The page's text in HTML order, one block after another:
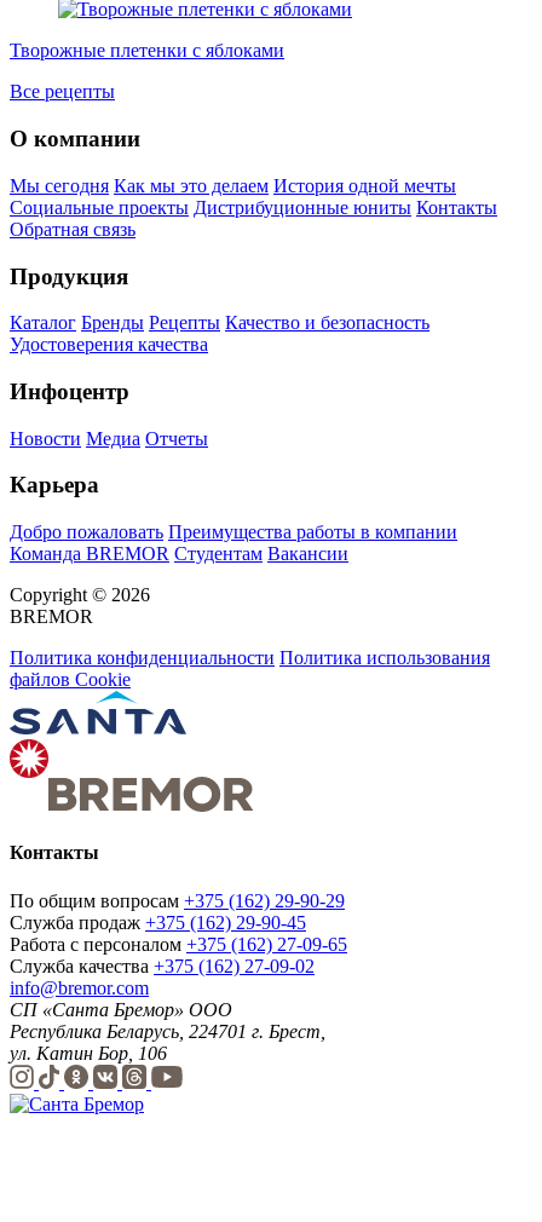
Творожные плетенки с яблоками
Все рецепты
О компании
Мы сегодня Как мы это делаем История одной мечты
Социальные проекты Дистрибуционные юниты Контакты
Обратная связь
Продукция
Каталог Бренды Рецепты Качество и безопасность
Удостоверения качества
Инфоцентр
Новости Медиа Отчеты
Карьера
Добро пожаловать Преимущества работы в компании
Команда BREMOR Студентам Вакансии
Copyright © 2026
BREMOR
Политика конфиденциальности Политика использования
файлов Cookie
Контакты
По общим вопросам +375 (162) 29-90-29
Служба продаж +375 (162) 29-90-45
Работа с персоналом +375 (162) 27-09-65
Служба качества +375 (162) 27-09-02
info@bremor.com
СП «Санта Бремор» ООО
Республика Беларусь, 224701 г. Брест,
ул. Катин Бор, 106